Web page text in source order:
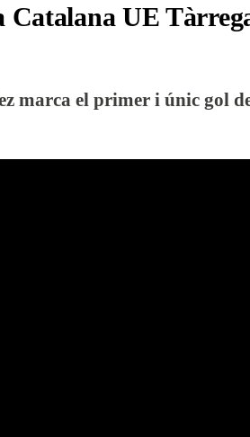
UE
marca el primer i únic gol